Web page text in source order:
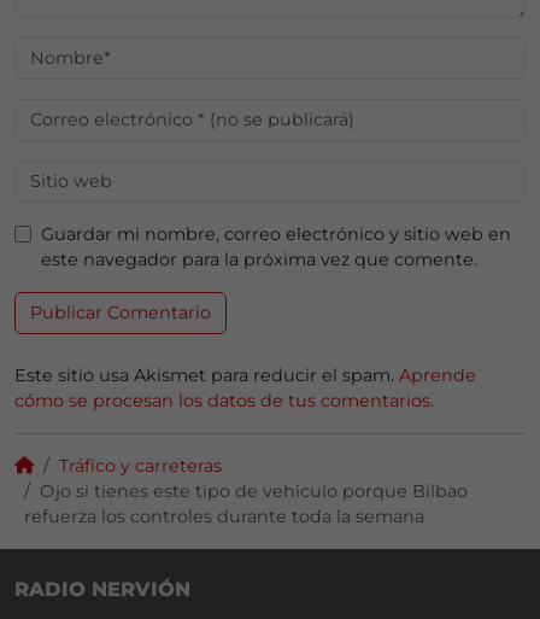
Guardar mi nombre, correo electrónico y sitio web en
este navegador para la próxima vez que comente.
Este sitio usa Akismet para reducir el spam. Aprende
cómo se procesan los datos de tus comentarios.
Tráfico y carreteras
Ojo si tienes este tipo de vehículo porque Bilbao
refuerza los controles durante toda la semana
RADIO NERVIÓN